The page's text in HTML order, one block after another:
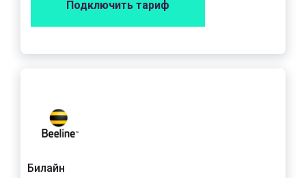
Подключить тариф
Билайн